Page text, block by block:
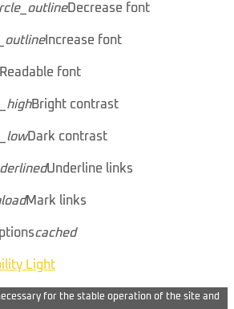
Decrease font
Increase font
Readable font
Bright contrast
Dark contrast
Underline links
Mark links
cached
for the stable operation of the site and